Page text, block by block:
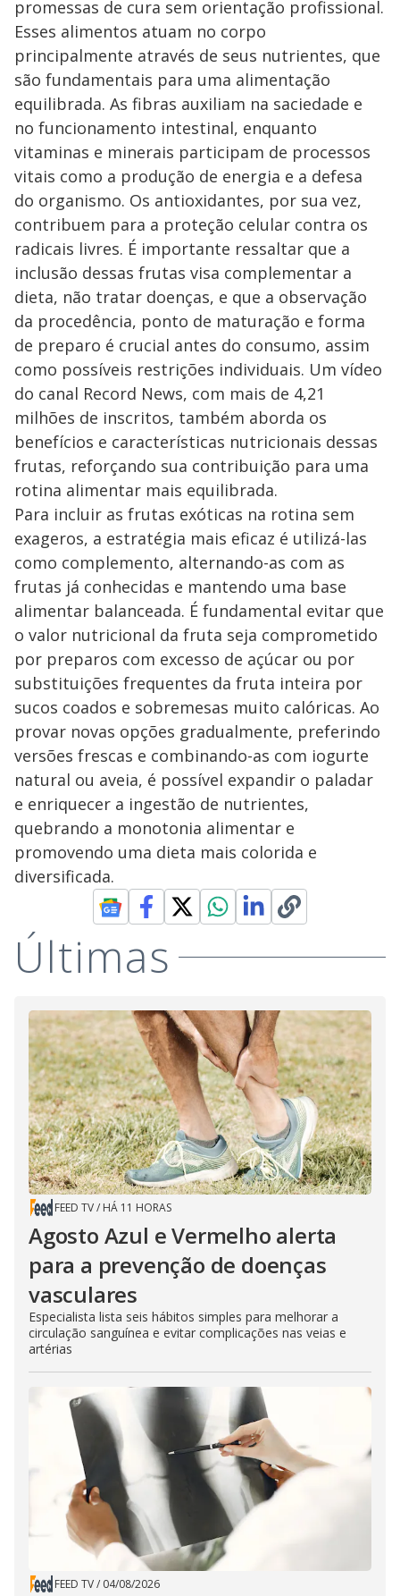
promessas de cura sem orientação profissional.
Esses alimentos atuam no corpo
principalmente através de seus nutrientes, que
são fundamentais para uma alimentação
equilibrada. As fibras auxiliam na saciedade e
no funcionamento intestinal, enquanto
vitaminas e minerais participam de processos
vitais como a produção de energia e a defesa
do organismo. Os antioxidantes, por sua vez,
contribuem para a proteção celular contra os
radicais livres. É importante ressaltar que a
inclusão dessas frutas visa complementar a
dieta, não tratar doenças, e que a observação
da procedência, ponto de maturação e forma
de preparo é crucial antes do consumo, assim
como possíveis restrições individuais. Um vídeo
do canal Record News, com mais de 4,21
milhões de inscritos, também aborda os
benefícios e características nutricionais dessas
frutas, reforçando sua contribuição para uma
rotina alimentar mais equilibrada.
Para incluir as frutas exóticas na rotina sem
exageros, a estratégia mais eficaz é utilizá-las
como complemento, alternando-as com as
frutas já conhecidas e mantendo uma base
alimentar balanceada. É fundamental evitar que
o valor nutricional da fruta seja comprometido
por preparos com excesso de açúcar ou por
substituições frequentes da fruta inteira por
sucos coados e sobremesas muito calóricas. Ao
provar novas opções gradualmente, preferindo
versões frescas e combinando-as com iogurte
natural ou aveia, é possível expandir o paladar
e enriquecer a ingestão de nutrientes,
quebrando a monotonia alimentar e
promovendo uma dieta mais colorida e
diversificada.
Últimas
FEED TV/ HÁ 11 HORAS
Agosto Azul e Vermelho alerta
para a prevenção de doenças
vasculares
Especialista lista seis hábitos simples para melhorar a
circulação sanguínea e evitar complicações nas veias e
artérias
FEED TV/ 04/08/2026